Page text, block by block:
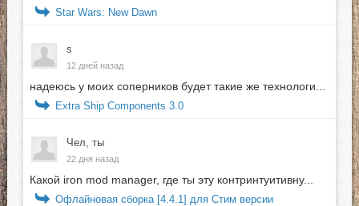
Star Wars: New Dawn
s
12 дней назад
надеюсь у моих соперников будет такие же технологи...
Extra Ship Components 3.0
Чел, ты
22 дня назад
Какой iron mod manager, где ты эту контринтуитивну...
Офлайновая сборка [4.4.1] для Стим версии